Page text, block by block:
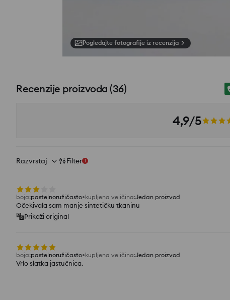
Pogledajte fotografije iz recenzija
Recenzije proizvoda (36)
4,9/5
Razvrstaj Filter 1
boja:pastelnoružičasto kupljena veličina:Jedan proizvod
Očekivala sam manje sintetičku tkaninu
Prikaži original
boja:pastelnoružičasto kupljena veličina:Jedan proizvod
Vrlo slatka jastučnica.